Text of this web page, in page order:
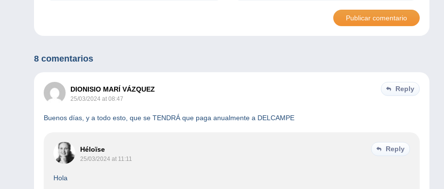
8 comentarios
DIONISIO MARÍ VÁZQUEZ
25/03/2024 at 08:47
Reply
Buenos días, y a todo esto, que se TENDRÁ que paga anualmente a DELCAMPE
Héloïse
25/03/2024 at 11:11
Reply
Hola